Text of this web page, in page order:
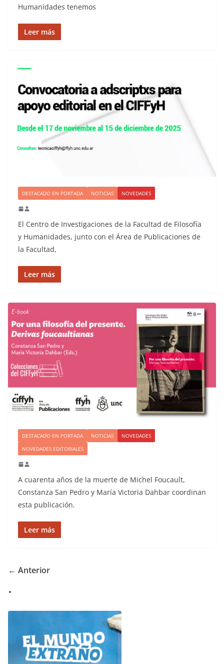
Humanidades tenemos
Leer más
DESTACADO EN PORTADA NOTICIAS NOVEDADES
El Centro de Investigaciones de la Facultad de Filosofía
y Humanidades, junto con el Área de Publicaciones de
la Facultad,
Leer más
DESTACADO EN PORTADA NOTICIAS
NOVEDADES
NOVEDADES EDITORIALES
A cuarenta años de la muerte de Michel Foucault,
Constanza San Pedro y María Victoria Dahbar coordinan
esta publicación.
Leer más
← Anterior
.